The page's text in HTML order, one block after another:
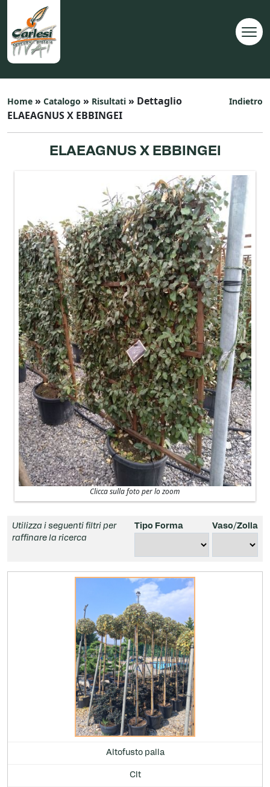
Indietro
Home » Catalogo » Risultati » Dettaglio
ELAEAGNUS X EBBINGEI
ELAEAGNUS X EBBINGEI
Clicca sulla foto per lo zoom
Utilizza i seguenti filtri per
raffinare la ricerca
Tipo Forma Vaso/Zolla
Altofusto palla
Clt